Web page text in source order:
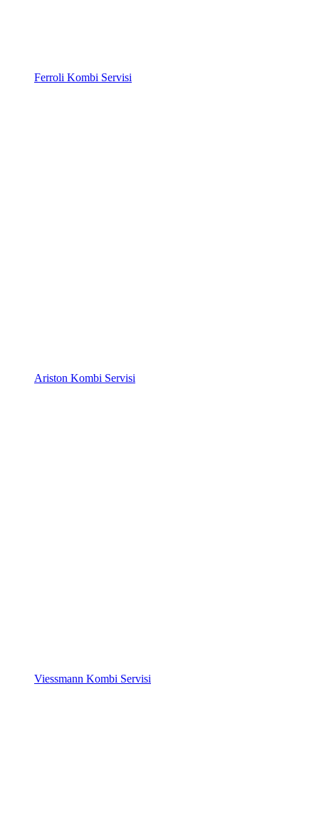
Ferroli Kombi Servisi
Ariston Kombi Servisi
Viessmann Kombi Servisi